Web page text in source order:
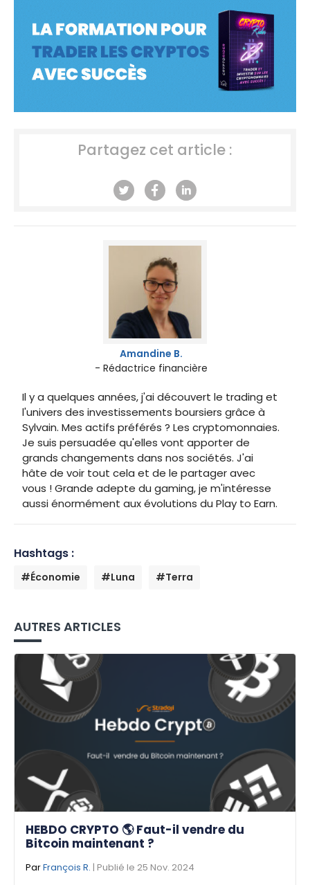
Partagez cet article :
Amandine B.
- Rédactrice financière
Il y a quelques années, j'ai découvert le trading et
l'univers des investissements boursiers grâce à
Sylvain. Mes actifs préférés ? Les cryptomonnaies.
Je suis persuadée qu'elles vont apporter de
grands changements dans nos sociétés. J'ai
hâte de voir tout cela et de le partager avec
vous ! Grande adepte du gaming, je m'intéresse
aussi énormément aux évolutions du Play to Earn.
Hashtags :
#Économie #Luna #Terra
AUTRES ARTICLES
HEBDO CRYPTO 🌎 Faut-il vendre du
Bitcoin maintenant ?
ParFrançois R. | Publié le 25 Nov. 2024